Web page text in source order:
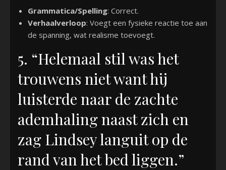
Grammatica/Spelling: Correct.
Verhaalverloop: Voegt een fysieke reactie toe aan
de spanning, wat realisme toevoegt.
5. “Helemaal stil was het
trouwens niet want hij
luisterde naar de zachte
ademhaling naast zich en
zag Lindsey languit op de
rand van het bed liggen.”